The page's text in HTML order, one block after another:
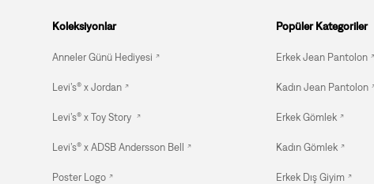
Koleksiyonlar
Anneler Günü Hediyesi
Levi’s® x Jordan
Levi’s® x Toy Story
Levi’s® x ADSB Andersson Bell
Poster Logo
Popüler Kategoriler
Erkek Jean Pantolon
Kadın Jean Pantolon
Erkek Gömlek
Kadın Gömlek
Erkek Dış Giyim